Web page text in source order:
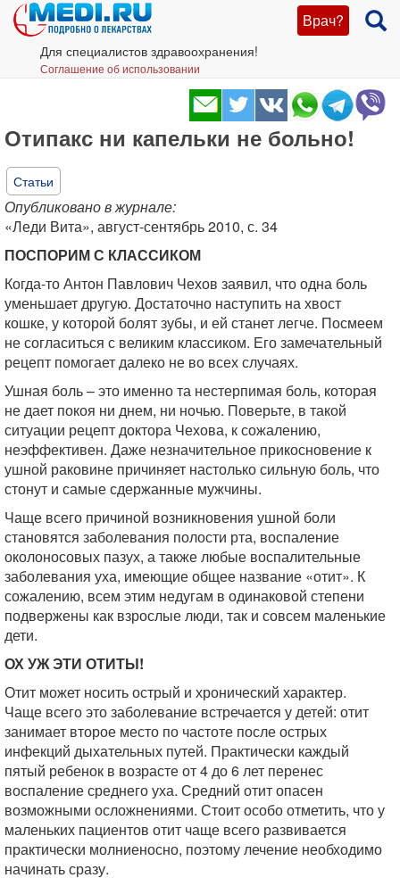
Врач?
Для специалистов здравоохранения!
Соглашение об использовании
Отипакс ни капельки не больно!
Статьи
Опубликовано в журнале:
«Леди Вита», август-сентябрь 2010, с. 34
ПОСПОРИМ С КЛАССИКОМ
Когда-то Антон Павлович Чехов заявил, что одна боль
уменьшает другую. Достаточно наступить на хвост
кошке, у которой болят зубы, и ей станет легче. Посмеем
не согласиться с великим классиком. Его замечательный
рецепт помогает далеко не во всех случаях.
Ушная боль – это именно та нестерпимая боль, которая
не дает покоя ни днем, ни ночью. Поверьте, в такой
ситуации рецепт доктора Чехова, к сожалению,
неэффективен. Даже незначительное прикосновение к
ушной раковине причиняет настолько сильную боль, что
стонут и самые сдержанные мужчины.
Чаще всего причиной возникновения ушной боли
становятся заболевания полости рта, воспаление
околоносовых пазух, а также любые воспалительные
заболевания уха, имеющие общее название «отит». К
сожалению, всем этим недугам в одинаковой степени
подвержены как взрослые люди, так и совсем маленькие
дети.
ОХ УЖ ЭТИ ОТИТЫ!
Отит может носить острый и хронический характер.
Чаще всего это заболевание встречается у детей: отит
занимает второе место по частоте после острых
инфекций дыхательных путей. Практически каждый
пятый ребенок в возрасте от 4 до 6 лет перенес
воспаление среднего уха. Средний отит опасен
возможными осложнениями. Стоит особо отметить, что у
маленьких пациентов отит чаще всего развивается
практически молниеносно, поэтому лечение необходимо
начинать сразу.